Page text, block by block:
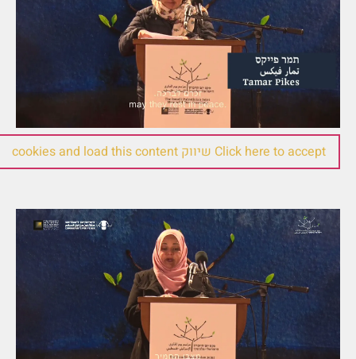
Click here to accept שיווק cookies and load this content
ליילא אלשיח׳